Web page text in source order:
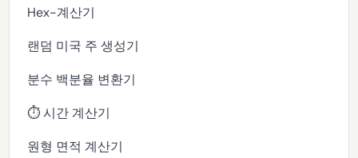
Hex-계산기
랜덤 미국 주 생성기
분수 백분율 변환기
⏱️ 시간 계산기
원형 면적 계산기